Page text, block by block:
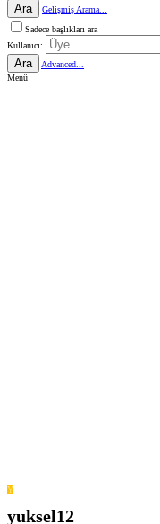
Ara
Gelişmiş Arama...
Sadece başlıkları ara
Kullanıcı:
Ara
Advanced...
Menü
Y
yuksel12